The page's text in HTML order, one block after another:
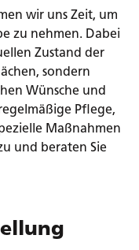
wir uns Zeit, um
zu nehmen. Dabei
Zustand der
sondern
Wünsche und
Pflege,
Maßnahmen
und beraten Sie